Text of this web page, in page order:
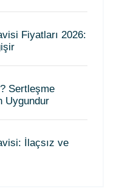
Fiyatları 2026:
Sertleşme
İçin Uygundur?
İlaçsız ve